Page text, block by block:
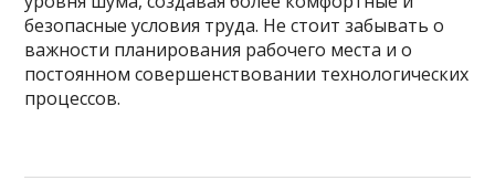
безопасные условия труда. Не стоит забывать о
важности планирования рабочего места и о
постоянном совершенствовании технологических
процессов.